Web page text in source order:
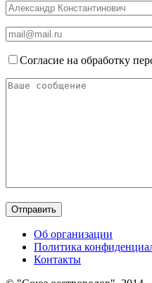
Согласие на обработку
Об организации
Политика
Контакты